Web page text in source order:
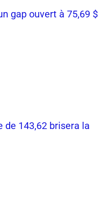
gap ouvert à 75,69 $
de 143,62 brisera la